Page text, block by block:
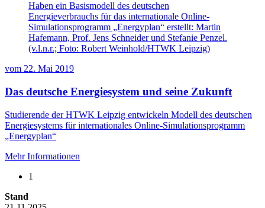
Haben ein Basismodell des deutschen
Energieverbrauchs für das internationale Online-
Simulationsprogramm „Energyplan“ erstellt: Martin
Hafemann, Prof. Jens Schneider und Stefanie Penzel.
(v.l.n.r.; Foto: Robert Weinhold/HTWK Leipzig)
vom 22. Mai 2019
Das deutsche Energiesystem und seine Zukunft
Studierende der HTWK Leipzig entwickeln Modell des deutschen
Energiesystems für internationales Online-Simulationsprogramm
„Energyplan“
Mehr Informationen
1
Stand